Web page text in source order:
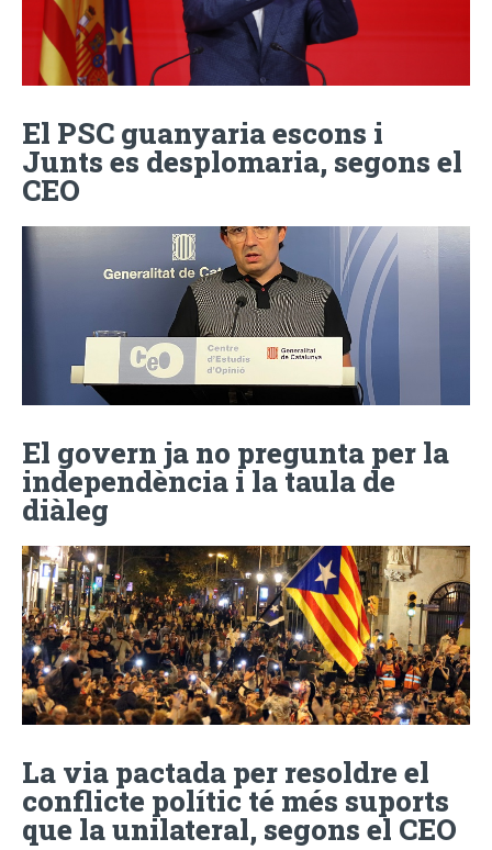
El PSC guanyaria escons i
Junts es desplomaria, segons el
CEO
El govern ja no pregunta per la
independència i la taula de
diàleg
La via pactada per resoldre el
conflicte polític té més suports
que la unilateral, segons el CEO